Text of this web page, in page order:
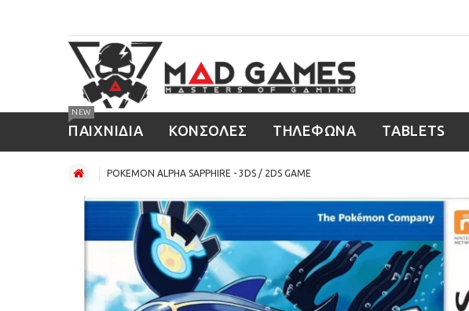
ΠΑΙΧΝΙΔΙΑ
NEW
ΚΟΝΣΟΛΕΣ ΤΗΛΕΦΩΝΑ TABLETS
POKEMON ALPHA SAPPHIRE - 3DS / 2DS GAME